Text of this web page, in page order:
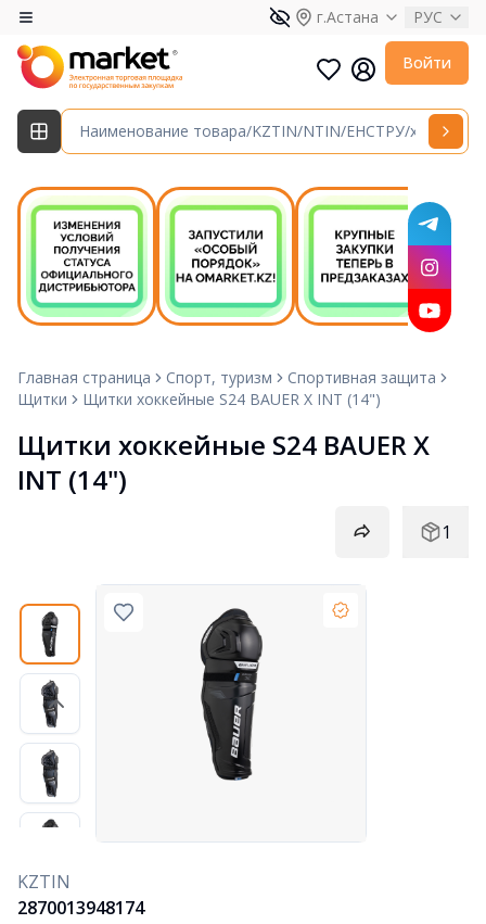
г.Астана РУС
Войти
Главная страница Спорт, туризм
Спортивная защита
Щитки
Щитки хоккейные S24 BAUER X INT (14")
Щитки хоккейные S24 BAUER X
INT (14")
1
KZTIN
2870013948174